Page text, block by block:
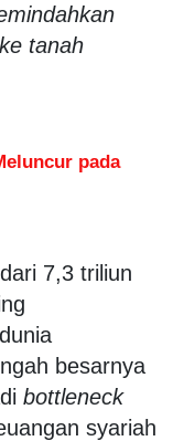
tanah
pada
7,3 triliun
besarnya
bottleneck
syariah